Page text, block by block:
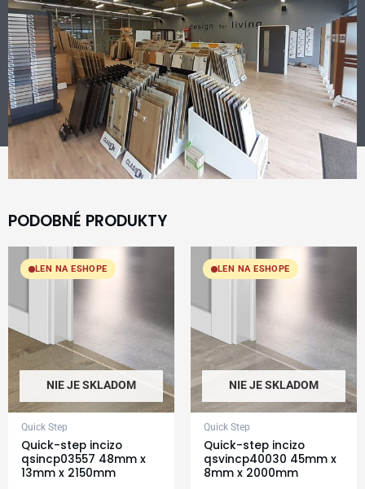
PODOBNÉ PRODUKTY
LEN NA ESHOPE
NIE JE SKLADOM
Quick Step
Quick-step incizo
qsincp03557 48mm x
13mm x 2150mm
LEN NA ESHOPE
NIE JE SKLADOM
Quick Step
Quick-step incizo
qsvincp40030 45mm x
8mm x 2000mm